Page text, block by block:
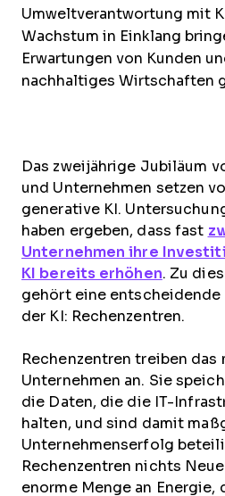
Umweltverantwortung mit
Wachstum in Einklang
Erwartungen von Kunden
nachhaltiges Wirtschaften
Das zweijährige Jubiläum
und Unternehmen setzen
generative KI.
haben ergeben, dass fast
Unternehmen ihre
KI bereits erhöhen. Zu
gehört eine
der KI: Rechenzentren.
Rechenzentren treiben das
Unternehmen an. Sie
die Daten, die die IT-
halten, und sind damit
Unternehmenserfolg
Rechenzentren nichts
enorme Menge an Energie,